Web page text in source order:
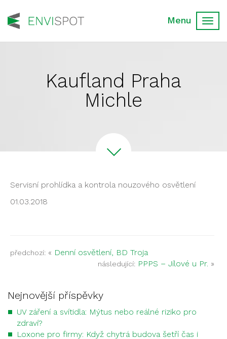
Kaufland Praha
Michle
Servisní prohlídka a kontrola nouzového osvětlení
01.03.2018
předchozí: « Denní osvětlení, BD Troja
následující: PPPS – Jílové u Pr. »
Nejnovější příspěvky
UV záření a svítidla: Mýtus nebo reálné riziko pro
zdraví?
Loxone pro firmy: Když chytrá budova šetří čas i